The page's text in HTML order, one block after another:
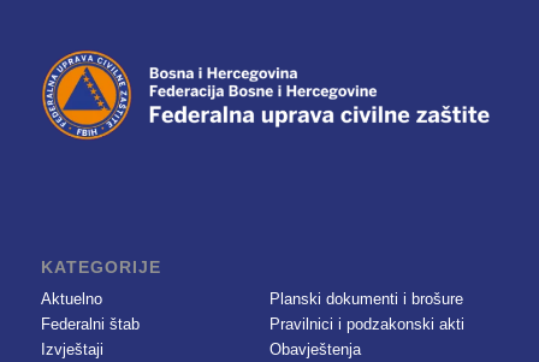
KATEGORIJE
Aktuelno
Federalni štab
Izvještaji
Planski dokumenti i brošure
Pravilnici i podzakonski akti
Obavještenja